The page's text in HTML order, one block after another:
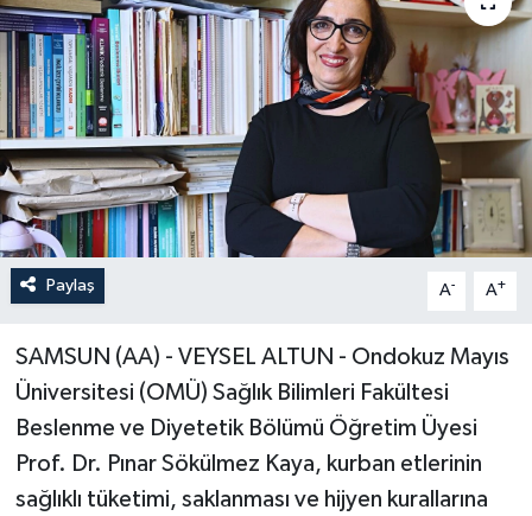
Paylaş A- A+
SAMSUN (AA) - VEYSEL ALTUN - Ondokuz Mayıs
Üniversitesi (OMÜ) Sağlık Bilimleri Fakültesi
Beslenme ve Diyetetik Bölümü Öğretim Üyesi
Prof. Dr. Pınar Sökülmez Kaya, kurban etlerinin
sağlıklı tüketimi, saklanması ve hijyen kurallarına
YAŞAM
Yerel